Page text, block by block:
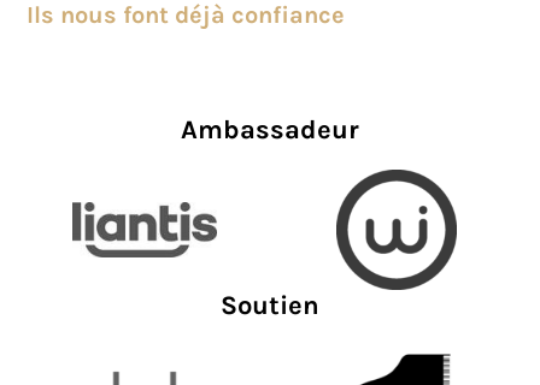
Ils nous font déjà confiance
Ambassadeur
Soutien